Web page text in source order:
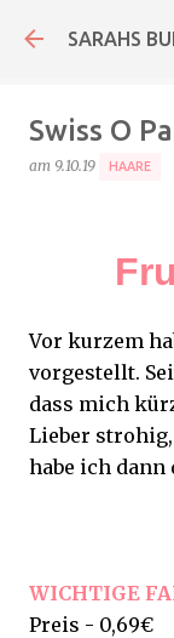
SARAHS
Swiss O
am 9.10.19 HAARE
Vor kurzem
vorgestellt.
dass mich
Lieber
habe ich
WICHTIGE
Preis - 0,69€